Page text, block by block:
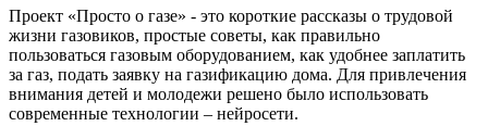
Проект «Просто о газе» - это короткие рассказы о трудовой
жизни газовиков, простые советы, как правильно
пользоваться газовым оборудованием, как удобнее заплатить
за газ, подать заявку на газификацию дома. Для привлечения
внимания детей и молодежи решено было использовать
современные технологии – нейросети.